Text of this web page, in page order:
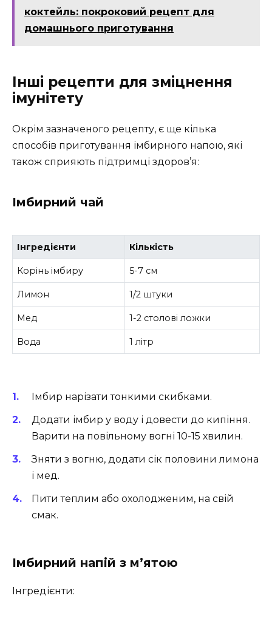
коктейль: покроковий рецепт для
домашнього приготування
Інші рецепти для зміцнення
імунітету
Окрім зазначеного рецепту, є ще кілька
способів приготування імбирного напою, які
також сприяють підтримці здоров’я:
Імбирний чай
Інгредієнти Кількість
Корінь імбиру 5-7 см
Лимон 1/2 штуки
Мед 1-2 столові ложки
Вода 1 літр
Імбир нарізати тонкими скибками.
Додати імбир у воду і довести до кипіння.
Варити на повільному вогні 10-15 хвилин.
Зняти з вогню, додати сік половини лимона
і мед.
Пити теплим або охолодженим, на свій
смак.
Імбирний напій з м’ятою
Інгредієнти: